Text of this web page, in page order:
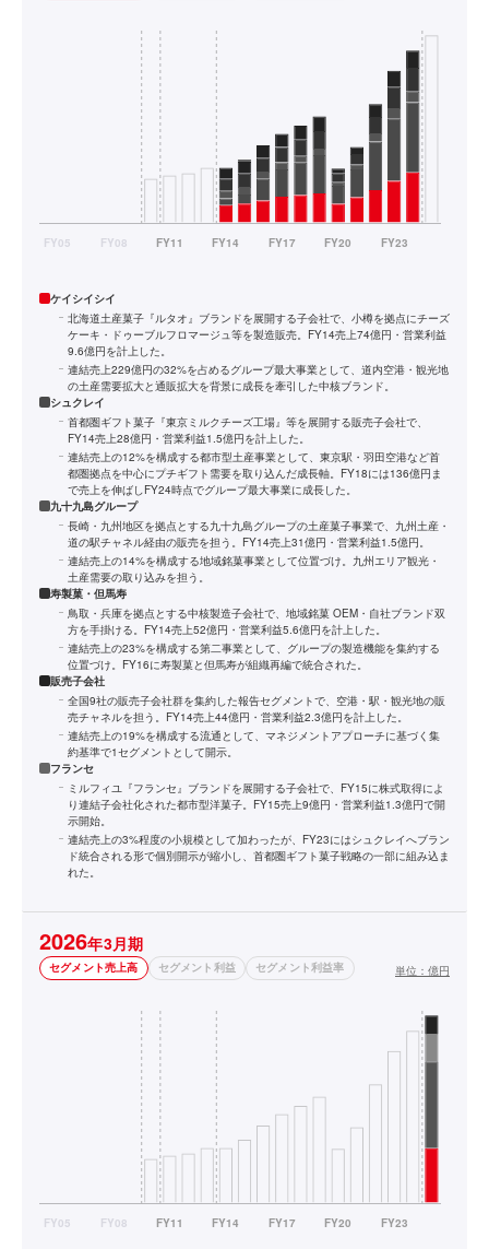
ケイシイシイ
北海道土産菓子『ルタオ』ブランドを展開する子会社で、小樽を拠点にチーズ
ケーキ・ドゥーブルフロマージュ等を製造販売。FY14売上74億円・営業利益
9.6億円を計上した。
連結売上229億円の32%を占めるグループ最大事業として、道内空港・観光地
の土産需要拡大と通販拡大を背景に成長を牽引した中核ブランド。
シュクレイ
首都圏ギフト菓子『東京ミルクチーズ工場』等を展開する販売子会社で、
FY14売上28億円・営業利益1.5億円を計上した。
連結売上の12%を構成する都市型土産事業として、東京駅・羽田空港など首
都圏拠点を中心にプチギフト需要を取り込んだ成長軸。FY18には136億円ま
で売上を伸ばしFY24時点でグループ最大事業に成長した。
九十九島グループ
長崎・九州地区を拠点とする九十九島グループの土産菓子事業で、九州土産・
道の駅チャネル経由の販売を担う。FY14売上31億円・営業利益1.5億円。
連結売上の14%を構成する地域銘菓事業として位置づけ。九州エリア観光・
土産需要の取り込みを担う。
寿製菓・但馬寿
鳥取・兵庫を拠点とする中核製造子会社で、地域銘菓 OEM・自社ブランド双
方を手掛ける。FY14売上52億円・営業利益5.6億円を計上した。
連結売上の23%を構成する第二事業として、グループの製造機能を集約する
位置づけ。FY16に寿製菓と但馬寿が組織再編で統合された。
販売子会社
全国9社の販売子会社群を集約した報告セグメントで、空港・駅・観光地の販
売チャネルを担う。FY14売上44億円・営業利益2.3億円を計上した。
連結売上の19%を構成する流通として、マネジメントアプローチに基づく集
約基準で1セグメントとして開示。
フランセ
ミルフィユ『フランセ』ブランドを展開する子会社で、FY15に株式取得によ
り連結子会社化された都市型洋菓子。FY15売上9億円・営業利益1.3億円で開
示開始。
連結売上の3%程度の小規模として加わったが、FY23にはシュクレイへブラン
ド統合される形で個別開示が縮小し、首都圏ギフト菓子戦略の一部に組み込ま
れた。
2026年3月期
セグメント売上高 セグメント利益 セグメント利益率 単位： 億円